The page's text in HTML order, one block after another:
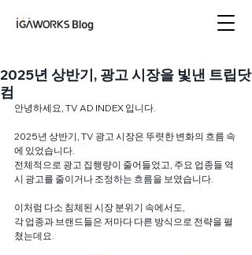
2025년 상반기, 광고 시장을 빛낸 트립닷
컴
안녕하세요, TV AD INDEX 입니다.
2025년 상반기, TV 광고 시장은 뚜렷한 변화의 흐름 속
에 있었습니다.
전체적으로 광고 집행량이 줄어들었고, 주요 업종들 역
시 광고를 줄이거나 조정하는 흐름을 보였습니다.
이처럼 다소 침체된 시장 분위기 속에서도,
각 업종과 브랜드들은 저마다 다른 방식으로 전략을 펼
쳤는데요.